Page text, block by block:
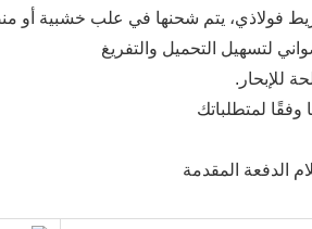
فولاذي، يتم شحنها في علب خشبية أو
لتسهيل التحميل والتفريغ
للإبحار.
وفقًا لمتطلباتك